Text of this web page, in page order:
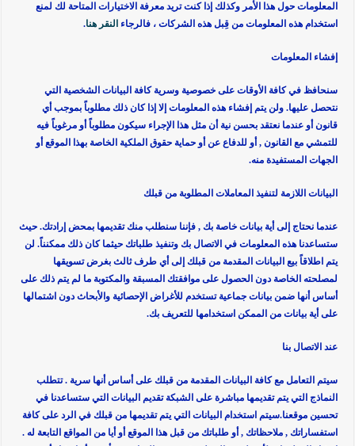
المعلومات حول هذا الأمر وكذلك إذا كنت تريد معرفة الاختيارات المتاحة لك لمنع
استخدام هذه المعلومات من قِبل هذه الشركات ، فالرجاء النقر هنا.
إفشاء المعلومات
سنحافظ في كافة الأوقات على خصوصية وسرية كافة البيانات الشخصية التي
نتحصل عليها. ولن يتم إفشاء هذه المعلومات إلا إذا كان ذلك مطلوباً بموجب أي
قانون أو عندما نعتقد بحسن نية أن مثل هذا الإجراء سيكون مطلوباً أو مرغوباً فيه
للتمشي مع القانون , أو للدفاع عن أو حماية حقوق الملكية الخاصة بهذا الموقع أو
الجهات المستفيدة منه.
البيانات اللازمة لتنفيذ المعاملات المطلوبة من قبلك
عندما نحتاج إلى أية بيانات خاصة بك , فإننا سنطلب منك تقديمها بمحض إرادتك. حيث
ستساعدنا هذه المعلومات في الاتصال بك وتنفيذ طلباتك حيثما كان ذلك ممكنناً. لن
يتم اطلاقاً بيع البيانات المقدمة من قبلك إلى أي طرف ثالث بغرض تسويقها
لمصلحته الخاصة دون الحصول على موافقتك المسبقة والمكتوبة ما لم يتم ذلك على
أساس أنها ضمن بيانات جماعية تستخدم للأغراض الإحصائية والأبحاث دون اشتمالها
على أية بيانات من الممكن استخدامها للتعريف بك.
عند الاتصال بنا
سيتم التعامل مع كافة البيانات المقدمة من قبلك على أساس أنها سرية . تتطلب
النماذج التي يتم تقديمها مباشرة على الشبكة تقديم البيانات التي ستساعدنا في
تحسين موقعنا.سيتم استخدام البيانات التي يتم تقديمها من قبلك في الرد على كافة
استفساراتك , ملاحظاتك , أو طلباتك من قبل هذا الموقع أو أيا من المواقع التابعة له .